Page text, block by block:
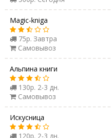
Magic-kniga
75р. Завтра
Самовывоз
Альпина книги
130р. 2-3 дн.
Самовывоз
Искусница
120р. 2-3 дн.